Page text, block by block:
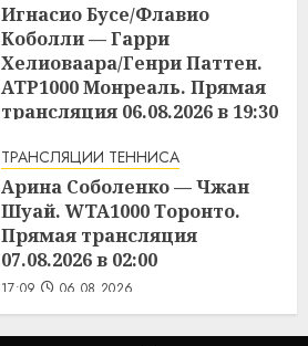
Игнасио Бусе/Флавио
Коболли — Гарри
Хелиоваара/Генри Паттен.
ATP1000 Монреаль. Прямая
трансляция 06.08.2026 в 19:30
ТРАНСЛЯЦИИ ТЕННИСА
Арина Соболенко — Чжан
Шуай. WTA1000 Торонто.
Прямая трансляция
07.08.2026 в 02:00
17:09 06.08.2026